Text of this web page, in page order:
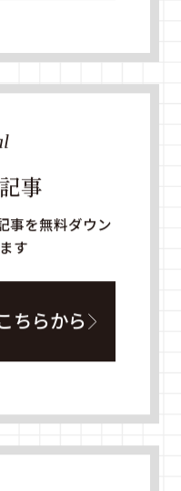
事
事を無料ダウン
す
ちらから